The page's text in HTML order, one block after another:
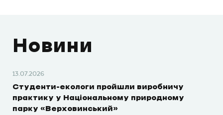
Новини
13.07.2026
Студенти-екологи пройшли виробничу
практику у Національному природному
парку «Верховинський»